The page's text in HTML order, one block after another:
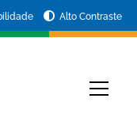
Alto Contraste